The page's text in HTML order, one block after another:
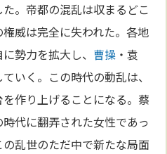
。帝都の混乱は収まるどこ
威は完全に失われた。各地
勢力を拡大し、 曹操 ・袁
いく。この時代の動乱は、
作り上げることになる。蔡
代に翻弄された女性であっ
乱世のただ中で新たな局面